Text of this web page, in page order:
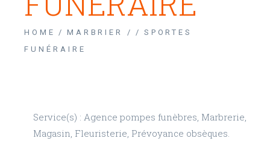
HOME MARBRIER /
SPORTES
FUNÉRAIRE
Service(s) : Agence pompes funèbres, Marbrerie,
Magasin, Fleuristerie, Prévoyance obsèques.